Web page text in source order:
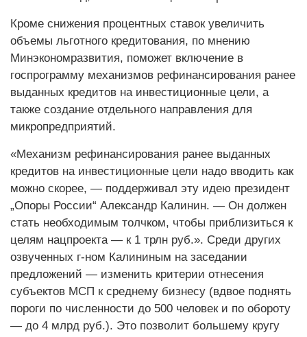
Кроме снижения процентных ставок увеличить
объемы льготного кредитования, по мнению
Минэкономразвития, поможет включение в
госпрограмму механизмов рефинансирования ранее
выданных кредитов на инвестиционные цели, а
также создание отдельного направления для
микропредприятий.
«Механизм рефинансирования ранее выданных
кредитов на инвестиционные цели надо вводить как
можно скорее, — поддерживал эту идею президент
„Опоры России“ Александр Калинин. — Он должен
стать необходимым толчком, чтобы приблизиться к
целям нацпроекта — к 1 трлн руб.». Среди других
озвученных г-ном Калининым на заседании
предложений — изменить критерии отнесения
субъектов МСП к среднему бизнесу (вдвое поднять
пороги по численности до 500 человек и по обороту
— до 4 млрд руб.). Это позволит большему кругу